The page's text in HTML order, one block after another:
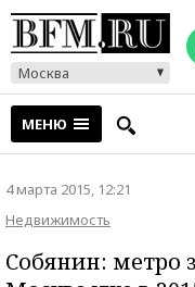
Москва
МЕНЮ
4 марта 2015, 12:21
Недвижимость
Собянин: метро